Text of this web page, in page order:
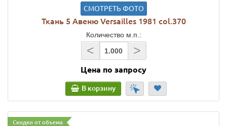
СМОТРЕТЬ ФОТО
Ткань 5 Авеню Versailles 1981 col.370
Количество м.п.:
< >
Цена по запросу
В корзину
Скидки от объема